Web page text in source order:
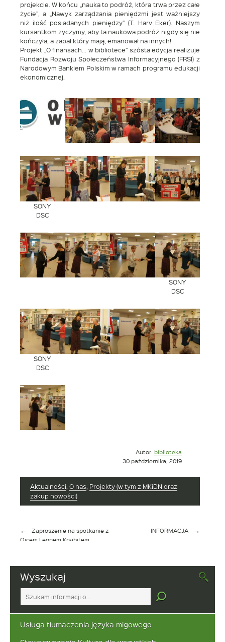
projekcie. W końcu „nauka to podróż, która trwa przez całe
życie”, a „Nawyk zarządzania pieniędzmi jest ważniejszy
niż ilość posiadanych pieniędzy” (T. Harv Eker). Naszym
kursantkom życzymy, aby ta naukowa podróż nigdy się nie
kończyła, a zapał który mają, emanował na innych!
Projekt „O finansach… w bibliotece” szósta edycja realizuje
Fundacja Rozwoju Społeczeństwa Informacyjnego (FRSI) z
Narodowym Bankiem Polskim w ramach programu edukacji
ekonomicznej.
SONY
DSC
SONY
DSC
SONY
DSC
Autor: biblioteka
w
30 października, 2019
Aktualności O nas Projekty (w tym z MKiDN oraz
zakup nowości)
Nawigacja
wpisu
Zaproszenie na spotkanie z
Ojcem Leonem Knabitem
INFORMACJA
Wyszukaj
wpisz
Usługa tłumaczenia języka migowego